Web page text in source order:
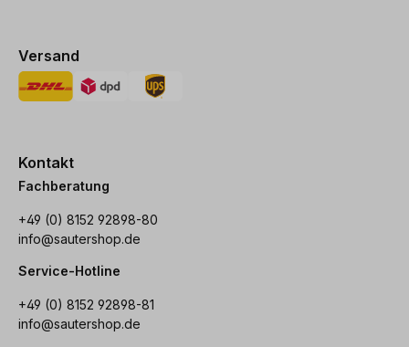
Versand
Kontakt
Fachberatung
+49 (0) 8152 92898-80
info@sautershop.de
Service-Hotline
+49 (0) 8152 92898-81
info@sautershop.de